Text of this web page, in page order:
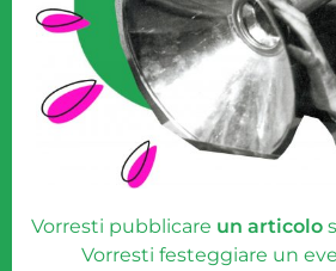
Vorresti pubblicare un articolo
Vorresti festeggiare un